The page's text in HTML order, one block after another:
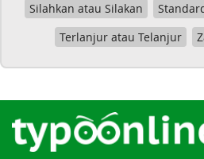
Silahkan atau Silakan
Terlanjur atau Telanjur